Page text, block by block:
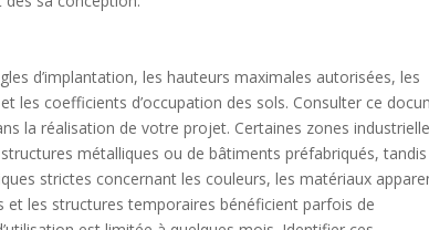
d’implantation, les hauteurs maximales autorisées, les
les coefficients d’occupation des sols. Consulter ce
la réalisation de votre projet. Certaines zones
métalliques ou de bâtiments préfabriqués,
strictes concernant les couleurs, les matériaux
et les structures temporaires bénéficient parfois de